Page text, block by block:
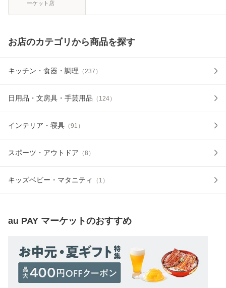
ーケット店
お店のカテゴリから商品を探す
キッチン・食器・調理 （237 ）
日用品・文房具・手芸用品 （ 124）
インテリア・寝具 （91 ）
スポーツ・アウトドア （8 ）
キッズベビー・マタニティ （ 1 ）
au PAY マーケットのおすすめ